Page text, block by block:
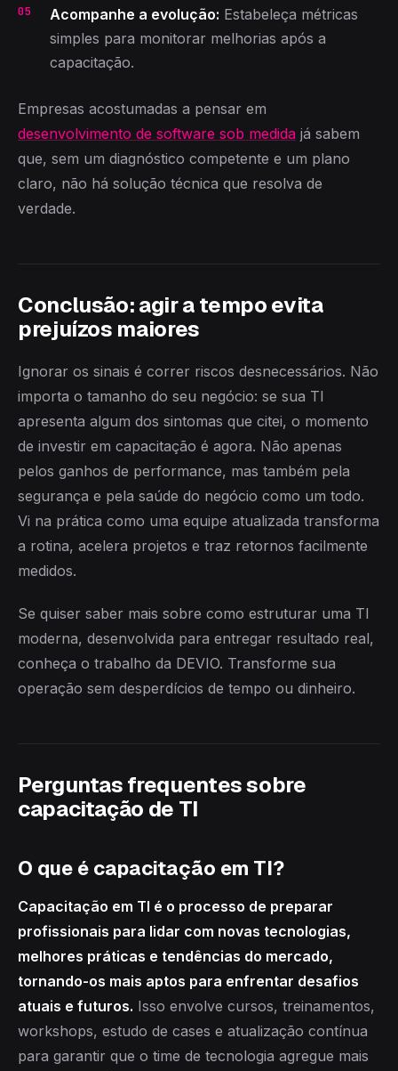
Acompanhe a evolução: Estabeleça métricas
simples para monitorar melhorias após a
capacitação.
Empresas acostumadas a pensar em
desenvolvimento de software sob medida já sabem
que, sem um diagnóstico competente e um plano
claro, não há solução técnica que resolva de
verdade.
Conclusão: agir a tempo evita
prejuízos maiores
Ignorar os sinais é correr riscos desnecessários. Não
importa o tamanho do seu negócio: se sua TI
apresenta algum dos sintomas que citei, o momento
de investir em capacitação é agora. Não apenas
pelos ganhos de performance, mas também pela
segurança e pela saúde do negócio como um todo.
Vi na prática como uma equipe atualizada transforma
a rotina, acelera projetos e traz retornos facilmente
medidos.
Se quiser saber mais sobre como estruturar uma TI
moderna, desenvolvida para entregar resultado real,
conheça o trabalho da DEVIO. Transforme sua
operação sem desperdícios de tempo ou dinheiro.
Perguntas frequentes sobre
capacitação de TI
O que é capacitação em TI?
Capacitação em TI é o processo de preparar
profissionais para lidar com novas tecnologias,
melhores práticas e tendências do mercado,
tornando-os mais aptos para enfrentar desafios
atuais e futuros. Isso envolve cursos, treinamentos,
workshops, estudo de cases e atualização contínua
para garantir que o time de tecnologia agregue mais